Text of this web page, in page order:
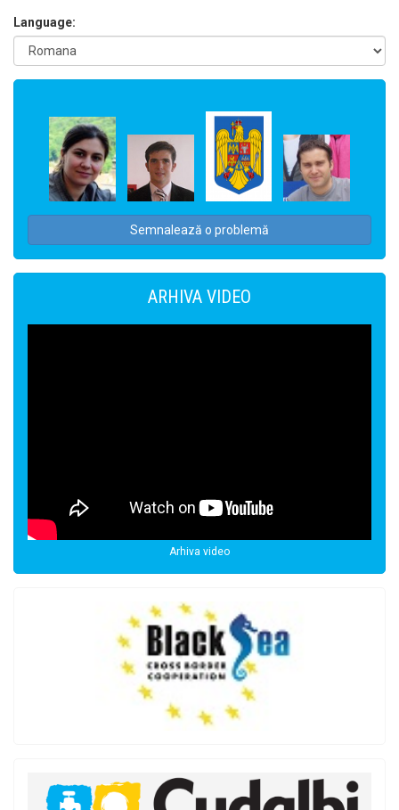
Language:
Semnalează o problemă
ARHIVA VIDEO
Arhiva video